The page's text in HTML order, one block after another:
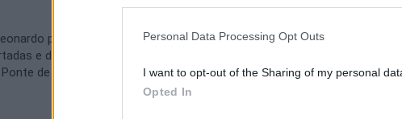
Personal Data Processing Opt Outs
I want to opt-out of the Sharing of my personal
Opted In
provoca transbordos,
e dezenas de ocorrências no
de Sôr
Bruno Castro garante